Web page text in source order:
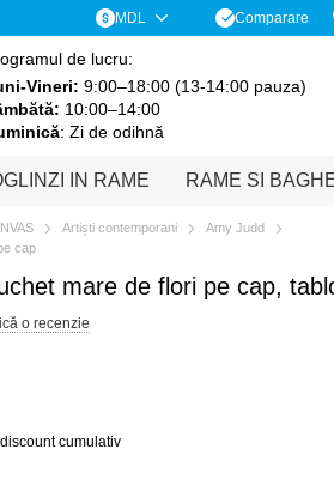
MDL Comparare
de lucru:
Vineri: 9:00–18:00 (13-14:00 pauza)
10:00–14:00
: Zi de odihnă
IN RAME RAME SI
Artiști contemporani
Amy Judd
cap
mare de flori pe cap,
o recenzie
cumulativ